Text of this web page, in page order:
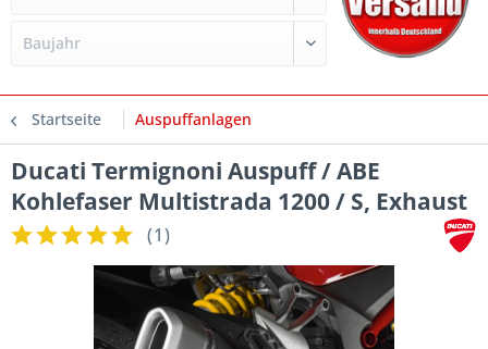
Startseite Auspuffanlagen
Ducati Termignoni Auspuff / ABE
Kohlefaser Multistrada 1200 / S, Exhaust
(1)